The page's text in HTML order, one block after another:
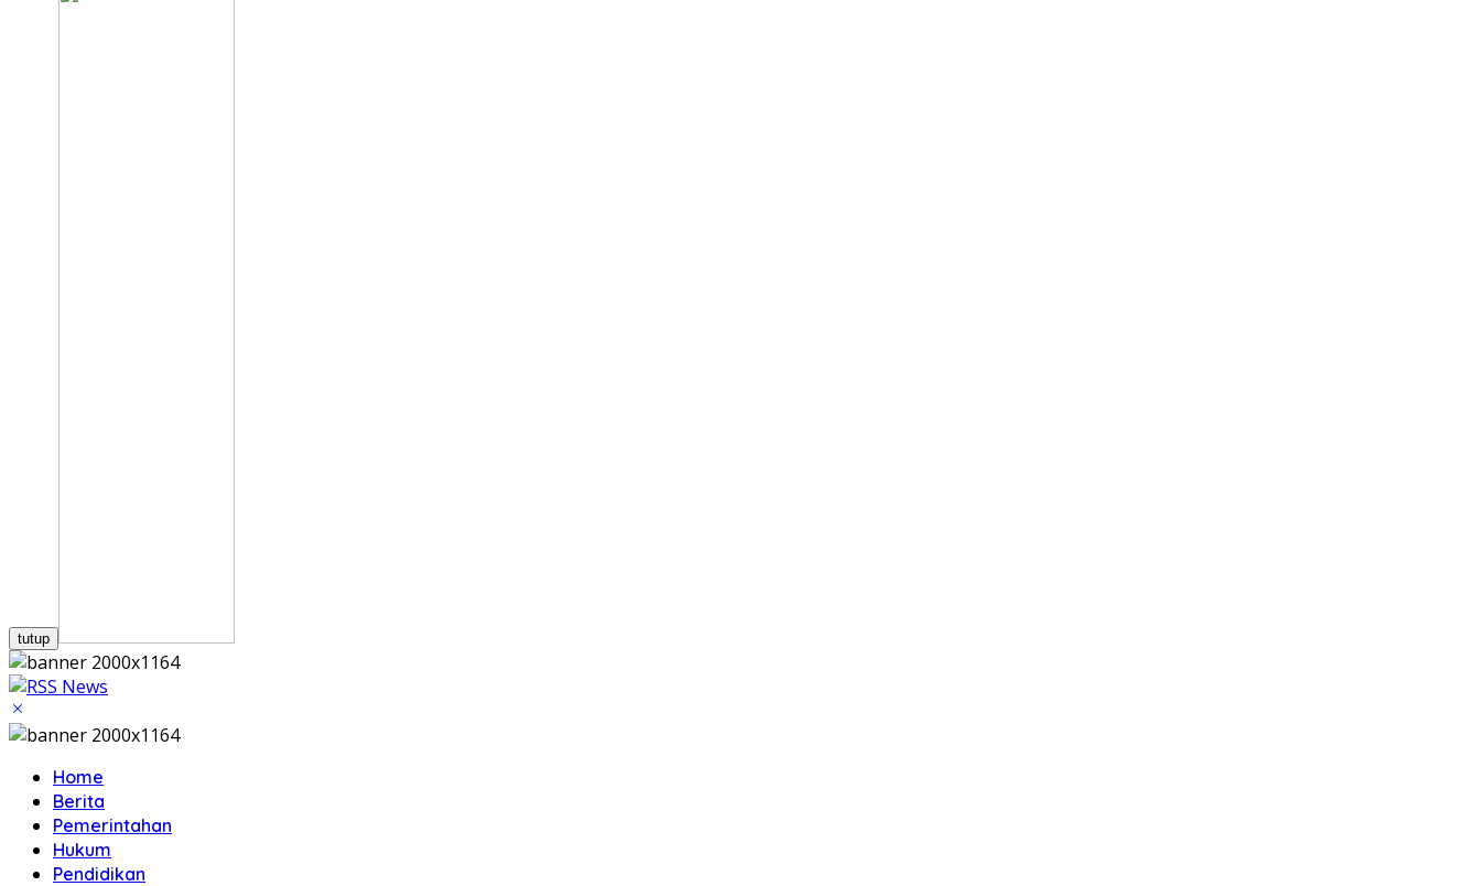
tutup
Home
Berita
Pemerintahan
Hukum
Pendidikan